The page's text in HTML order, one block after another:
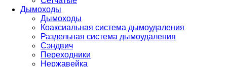
Дымоходы
Дымоходы
Коаксиальная система дымоудаления
Раздельная система дымоудаления
Сэндвич
Переходники
Нержавейка